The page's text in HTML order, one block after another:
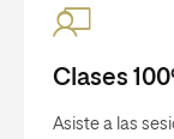
Clases
Asiste a las